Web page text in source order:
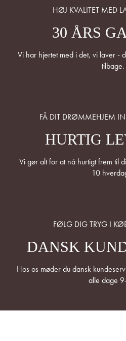
HØJ KVALITET MED
30 ÅRS
Vi har hjertet med i det, vi laver -
tilbage.
FÅ DIT DRØMMEHJEM
HURTIG
Vi gør alt for at nå hurtigt frem til
10
FØLG DIG TRYG I
DANSK
Hos os møder du dansk
alle dage